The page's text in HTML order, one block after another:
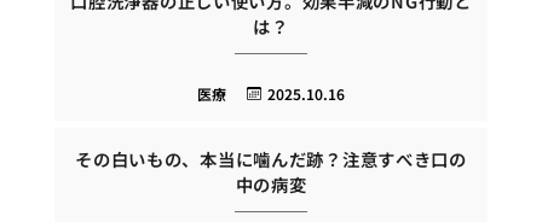
は？
2025.10.16
医療
その白いもの、本当に噛んだ跡？注意すべき口の
中の病変